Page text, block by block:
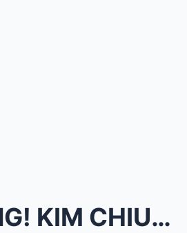
SHOCKING! KIM CHIU NAIYAK GANITO PALA ANG TUNAY NA...